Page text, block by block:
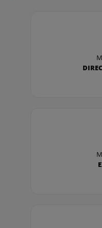
Organización y
Sistemas de